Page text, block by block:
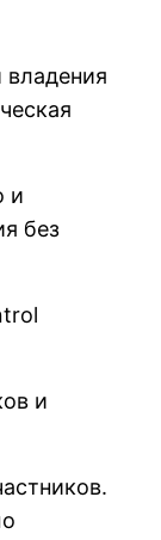
владения
и
без
и